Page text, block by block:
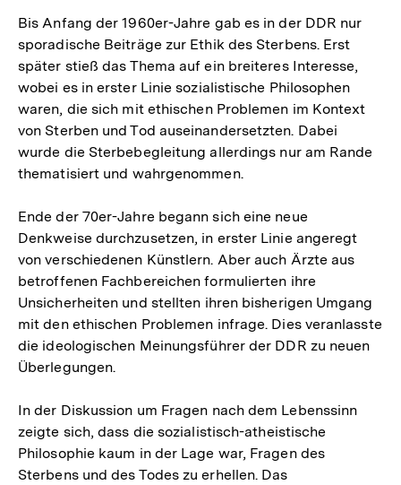
Bis Anfang der 1960er-Jahre gab es in der DDR nur
sporadische Beiträge zur Ethik des Sterbens. Erst
später stieß das Thema auf ein breiteres Interesse,
wobei es in erster Linie sozialistische Philosophen
waren, die sich mit ethischen Problemen im Kontext
von Sterben und Tod auseinandersetzten. Dabei
wurde die Sterbebegleitung allerdings nur am Rande
thematisiert und wahrgenommen.
Ende der 70er-Jahre begann sich eine neue
Denkweise durchzusetzen, in erster Linie angeregt
von verschiedenen Künstlern. Aber auch Ärzte aus
betroffenen Fachbereichen formulierten ihre
Unsicherheiten und stellten ihren bisherigen Umgang
mit den ethischen Problemen infrage. Dies veranlasste
die ideologischen Meinungsführer der DDR zu neuen
Überlegungen.
In der Diskussion um Fragen nach dem Lebenssinn
zeigte sich, dass die sozialistisch-atheistische
Philosophie kaum in der Lage war, Fragen des
Sterbens und des Todes zu erhellen. Das